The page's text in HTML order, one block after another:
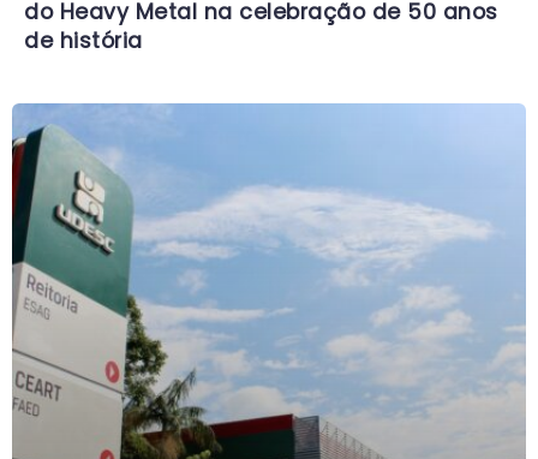
do Heavy Metal na celebração de 50 anos
de história